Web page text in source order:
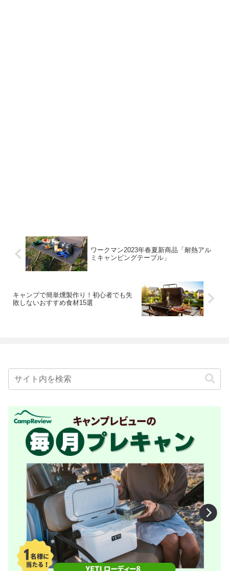
ワークマン2023年春夏新商品「耐熱アル
ミキャンピングテーブル」
キャンプで簡単燻製作り！初心者でも失
敗しないおすすめ食材15選